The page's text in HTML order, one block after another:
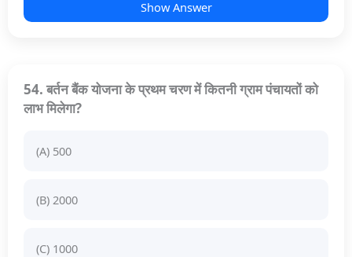
Show Answer
54. बर्तन बैंक योजना के प्रथम चरण में कितनी ग्राम पंचायतों को
लाभ मिलेगा?
(A) 500
(B) 2000
(C) 1000